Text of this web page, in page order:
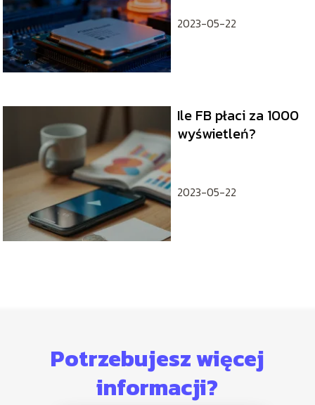
2023-05-22
Ile FB płaci za 1000
wyświetleń?
2023-05-22
Potrzebujesz więcej
informacji?